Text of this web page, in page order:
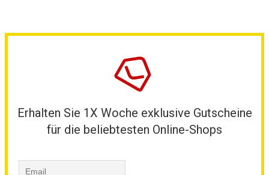
Erhalten Sie 1X Woche exklusive Gutscheine
für die beliebtesten Online-Shops